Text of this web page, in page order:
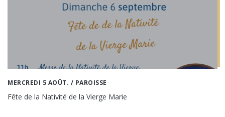
MERCREDI 5 AOÛT. / PAROISSE
Fête de la Nativité de la Vierge Marie